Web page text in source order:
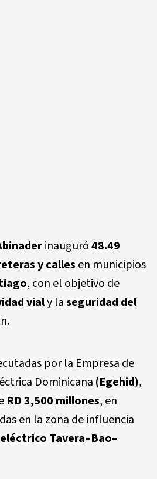
inauguró48.49
y calles en municipios
, con el objetivo de
vialy laseguridad del
por la Empresa de
Dominicana (Egehid),
RD 3,500 millones, en
en la zona de influencia
Tavera–Bao–